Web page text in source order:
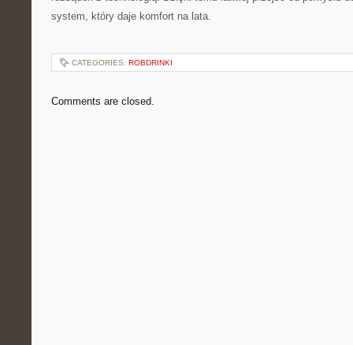
system, który daje komfort na lata.
CATEGORIES: ROBDRINKI
Comments are closed.